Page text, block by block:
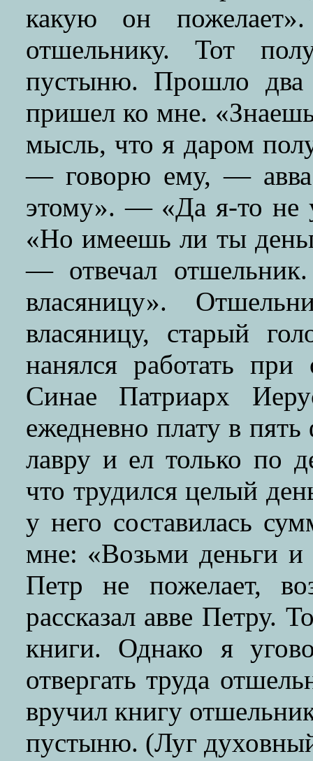
какую он
отшельнику. Тот
пустыню. Прошло два
пришел ко мне.
мысль, что я даром
— говорю ему, —
этому». — «Да я-то не
«Но имеешь ли ты
— отвечал
власяницу».
власяницу, старый
нанялся работать при
Синае Патриарх
ежедневно плату в
лавру и ел только по
что трудился целый
у него составилась
мне: «Возьми деньги и
Петр не пожелает,
рассказал авве Петру.
книги. Однако я
отвергать труда
вручил книгу
пустыню. (Луг